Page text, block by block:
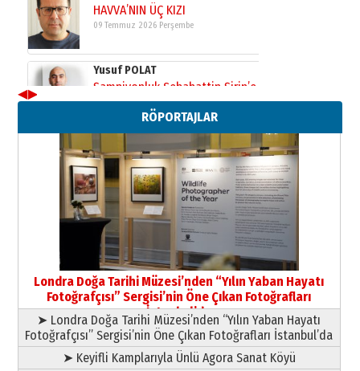
Yusuf POLAT
yazar
11 Mayıs 2026 Pazartesi
Neşat YALÇIN
Paranın Aile Kültüründeki Yeri
03 Ağustos 2026 Pazartesi
Yıldırım Gündoğdu
HAVVA’NIN ÜÇ KIZI
09 Temmuz 2026 Perşembe
Yusuf POLAT
Şampiyonluk Sebahattin Şirin’e
yazar
11 Mayıs 2026 Pazartesi
◀▶
RÖPORTAJLAR
Londra Doğa Tarihi Müzesi’nden “Yılın Yaban Hayatı
Fotoğrafçısı” Sergisi’nin Öne Çıkan Fotoğrafları
İstanbul’da
➤ Londra Doğa Tarihi Müzesi’nden “Yılın Yaban Hayatı
Fotoğrafçısı” Sergisi’nin Öne Çıkan Fotoğrafları İstanbul’da
➤ Keyifli Kamplarıyla Ünlü Agora Sanat Köyü